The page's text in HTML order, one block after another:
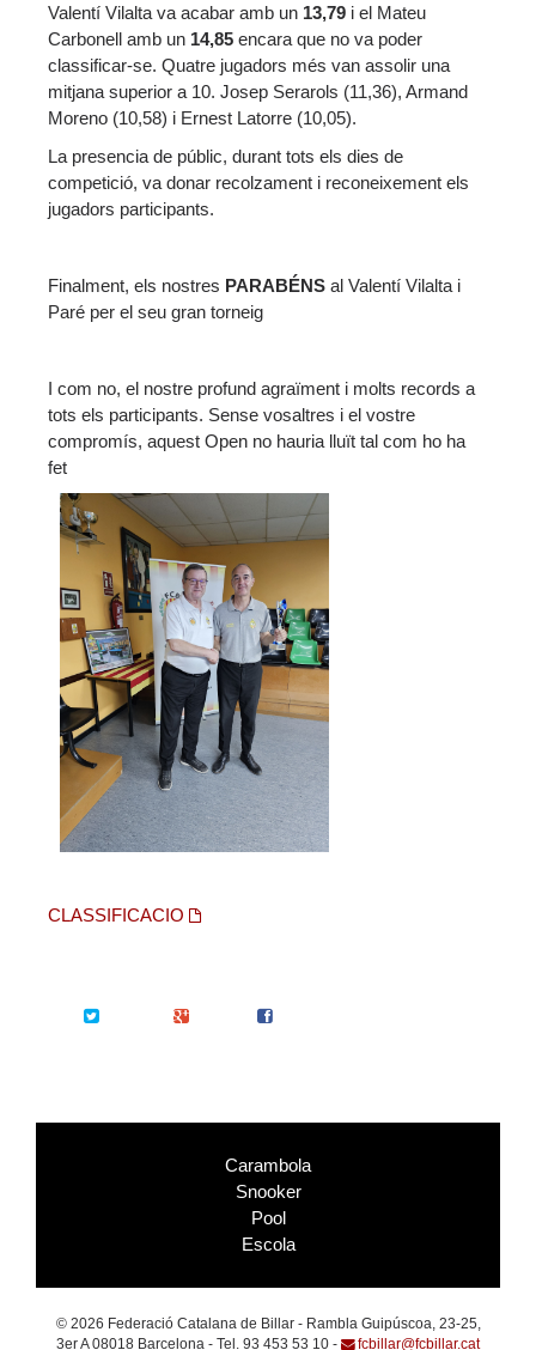
Valentí Vilalta va acabar amb un 13,79 i el Mateu
Carbonell amb un 14,85 encara que no va poder
classificar-se. Quatre jugadors més van assolir una
mitjana superior a 10. Josep Serarols (11,36), Armand
Moreno (10,58) i Ernest Latorre (10,05).
La presencia de públic, durant tots els dies de
competició, va donar recolzament i reconeixement els
jugadors participants.
Finalment, els nostres PARABÉNS al Valentí Vilalta i
Paré per el seu gran torneig
I com no, el nostre profund agraïment i molts records a
tots els participants. Sense vosaltres i el vostre
compromís, aquest Open no hauria lluït tal com ho ha
fet
CLASSIFICACIO
Google+
Carambola
Snooker
Pool
Escola
© 2026 Federació Catalana de Billar - Rambla Guipúscoa, 23-25,
3er A 08018 Barcelona - Tel. 93 453 53 10 -
fcbillar@fcbillar.cat